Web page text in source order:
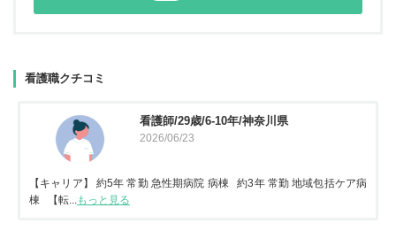
看護職クチコミ
看護師/29歳/6-10年/神奈川県
2026/06/23
【キャリア】 約5年 常勤 急性期病院 病棟 約3年 常勤 地域包括ケア病
棟 【転...
もっと見る